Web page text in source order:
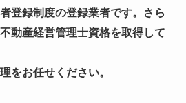
登録制度の登録業者です。
さら
動産経営管理士資格を取得して
をお任せください。